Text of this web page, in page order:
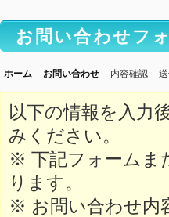
お問い合わせフ
ホーム お問い合わせ 内容確認
以下の情報を入力
みください。
※ 下記フォームま
ります。
※ お問い合わせ内